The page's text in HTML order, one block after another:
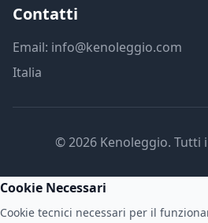
Contatti
Email: info@kenoleggio.com
Italia
© 2026 Kenoleggio. Tutti
Cookie Necessari
Cookie tecnici necessari per il